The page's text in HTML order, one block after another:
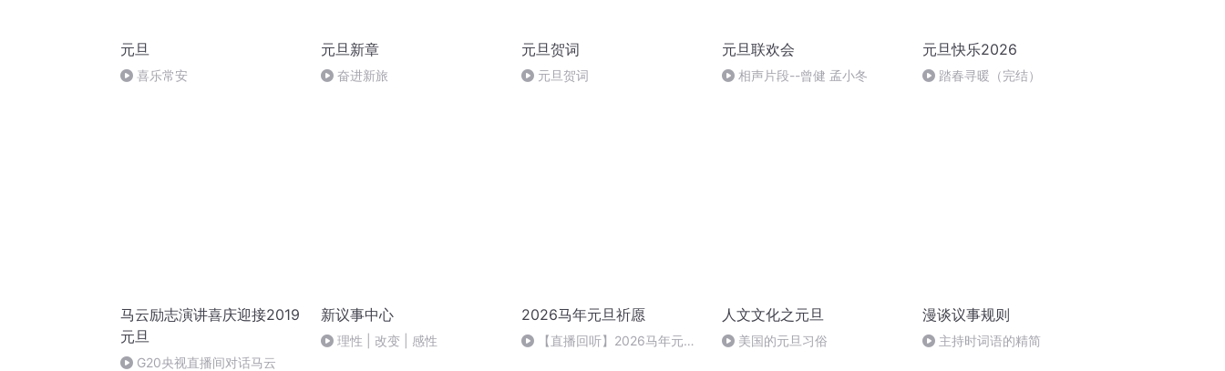
元旦
喜乐常安
元旦新章
奋进新旅
元旦贺词
元旦贺词
元旦联欢会
相声片段--曾健 孟小冬
元旦快乐2026
踏春寻暖（完结）
马云励志演讲喜庆迎接2019
元旦
G20央视直播间对话马云
新议事中心
理性 | 改变 | 感性
2026马年元旦祈愿
【直播回听】2026马年元旦
人文文化之元旦
美国的元旦习俗
漫谈议事规则
主持时词语的精简